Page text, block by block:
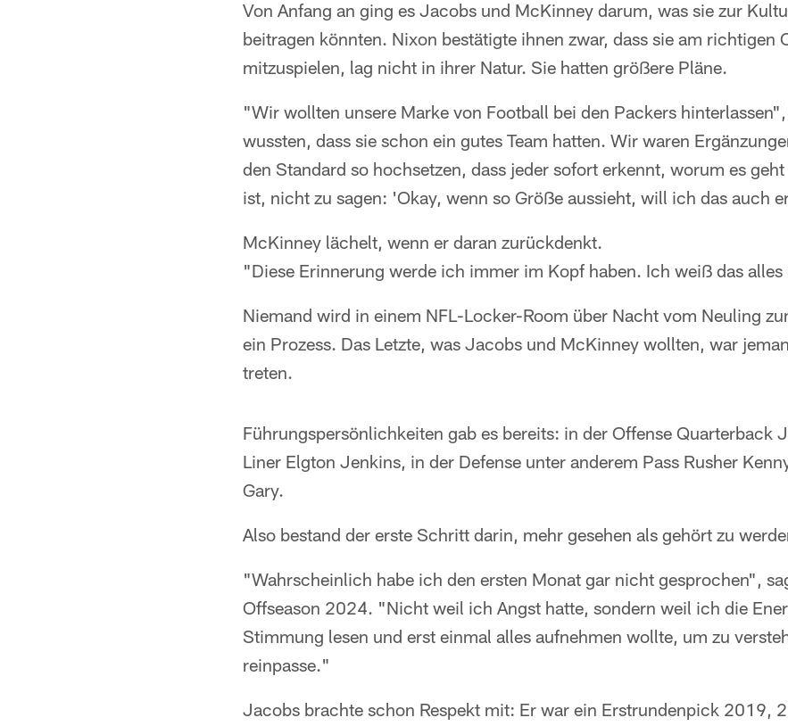
Von Anfang an ging es Jacobs und McKinney darum, was sie zur
beitragen könnten. Nixon bestätigte ihnen zwar, dass sie am richtigen
mitzuspielen, lag nicht in ihrer Natur. Sie hatten größere Pläne.
"Wir wollten unsere Marke von Football bei den Packers
wussten, dass sie schon ein gutes Team hatten. Wir waren
den Standard so hochsetzen, dass jeder sofort erkennt, worum es
ist, nicht zu sagen: 'Okay, wenn so Größe aussieht, will ich das auch
McKinney lächelt, wenn er daran zurückdenkt.
"Diese Erinnerung werde ich immer im Kopf haben. Ich weiß das
Niemand wird in einem NFL-Locker-Room über Nacht vom Neuling
ein Prozess. Das Letzte, was Jacobs und McKinney wollten, war
treten.
Führungspersönlichkeiten gab es bereits: in der Offense Quarterback
Liner Elgton Jenkins, in der Defense unter anderem Pass Rusher
Gary.
Also bestand der erste Schritt darin, mehr gesehen als gehört zu
"Wahrscheinlich habe ich den ersten Monat gar nicht gesprochen",
Offseason 2024. "Nicht weil ich Angst hatte, sondern weil ich die
Stimmung lesen und erst einmal alles aufnehmen wollte, um zu
reinpasse."
Jacobs brachte schon Respekt mit: Er war ein Erstrundenpick 2019,